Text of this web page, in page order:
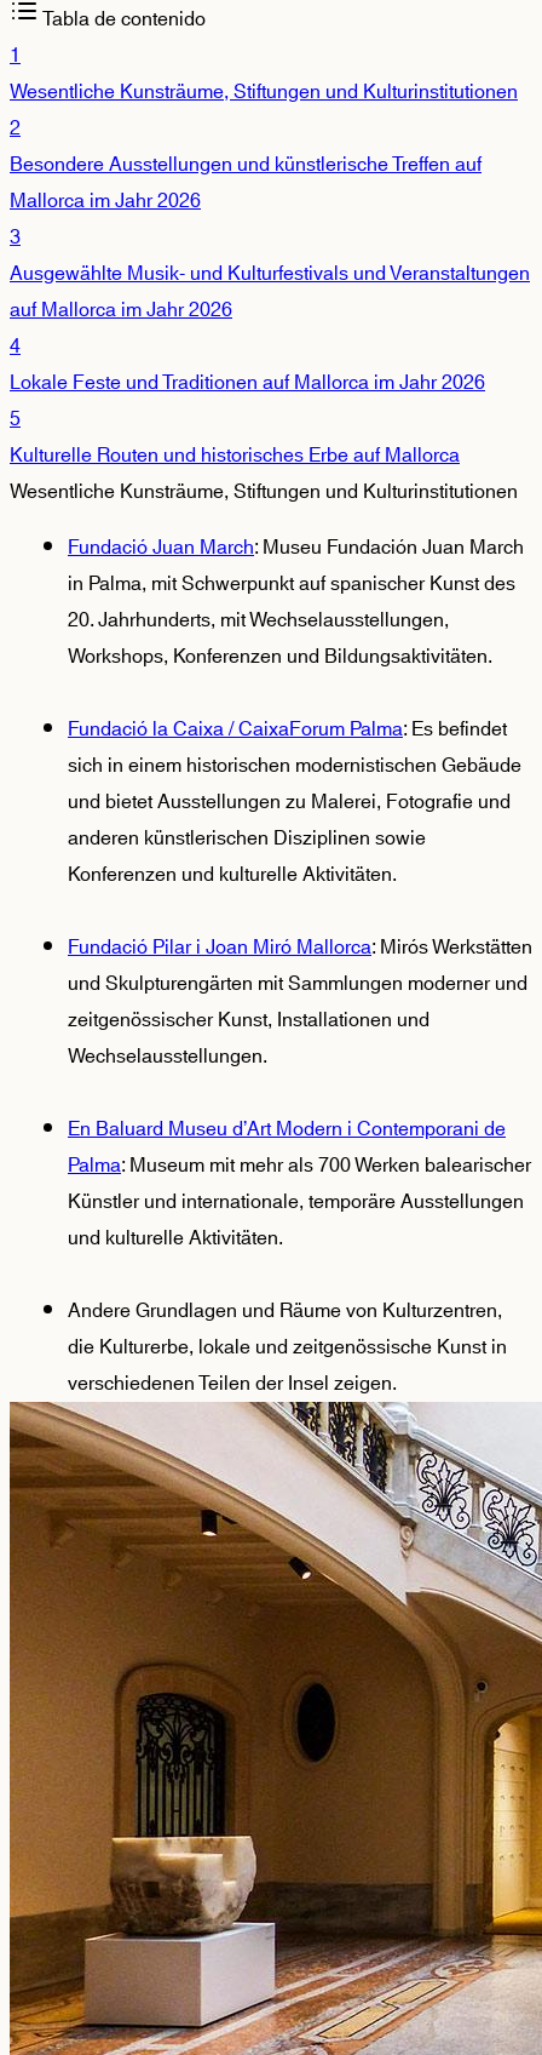
Tabla de contenido
1
Wesentliche Kunsträume, Stiftungen und Kulturinstitutionen
2
Besondere Ausstellungen und künstlerische Treffen auf
Mallorca im Jahr 2026
3
Ausgewählte Musik- und Kulturfestivals und Veranstaltungen
auf Mallorca im Jahr 2026
4
Lokale Feste und Traditionen auf Mallorca im Jahr 2026
5
Kulturelle Routen und historisches Erbe auf Mallorca
Wesentliche Kunsträume, Stiftungen und Kulturinstitutionen
Fundació Juan March: Museu Fundación Juan March
in Palma, mit Schwerpunkt auf spanischer Kunst des
20. Jahrhunderts, mit Wechselausstellungen,
Workshops, Konferenzen und Bildungsaktivitäten.
Fundació la Caixa / CaixaForum Palma: Es befindet
sich in einem historischen modernistischen Gebäude
und bietet Ausstellungen zu Malerei, Fotografie und
anderen künstlerischen Disziplinen sowie
Konferenzen und kulturelle Aktivitäten.
Fundació Pilar i Joan Miró Mallorca: Mirós Werkstätten
und Skulpturengärten mit Sammlungen moderner und
zeitgenössischer Kunst, Installationen und
Wechselausstellungen.
En Baluard Museu d’Art Modern i Contemporani de
Palma: Museum mit mehr als 700 Werken balearischer
Künstler und internationale, temporäre Ausstellungen
und kulturelle Aktivitäten.
Andere Grundlagen und Räume von Kulturzentren,
die Kulturerbe, lokale und zeitgenössische Kunst in
verschiedenen Teilen der Insel zeigen.